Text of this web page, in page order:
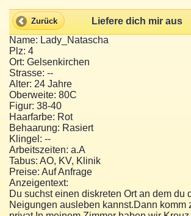
Zurück
Liefere dich mir aus
Name: Lady_Natascha
Plz: 4
Ort: Gelsenkirchen
Strasse: --
Alter: 24 Jahre
Oberweite: 80C
Figur: 38-40
Haarfarbe: Rot
Behaarung: Rasiert
Klingel: --
Arbeitszeiten: a.A
Tabus: AO, KV, Klinik
Preise: Auf Anfrage
Anzeigentext:
Du suchst einen diskreten Ort an dem du
Neigungen ausleben kannst.Dann komm